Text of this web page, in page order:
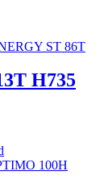
H735